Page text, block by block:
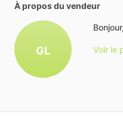
À propos du vendeur
GL Voir le